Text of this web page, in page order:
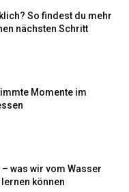
So findest du mehr
nächsten Schritt
Momente im
was wir vom Wasser
können